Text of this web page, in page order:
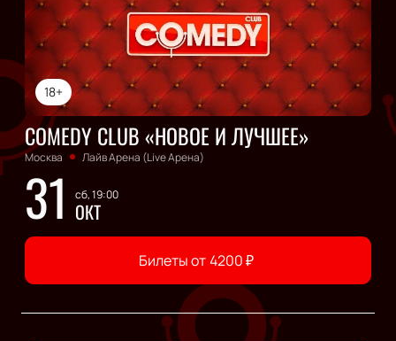
18+
COMEDY CLUB «НОВОЕ И ЛУЧШЕЕ»
Москва Лайв Арена (Live Арена)
31 сб, 19:00
ОКТ
Билеты от4200₽